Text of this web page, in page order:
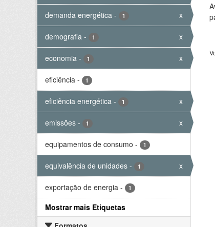
demanda energética - 1 x
demografia - 1 x
economia - 1 x
eficiência - 1
eficiência energética - 1 x
emissões - 1 x
equipamentos de consumo - 1
equivalência de unidades - 1 x
exportação de energia - 1
Mostrar mais Etiquetas